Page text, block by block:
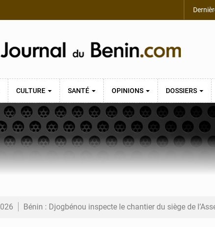
CULTURE SANTÉ OPINIONS DOSSIERS
Bénin : Djogbénou inspecte le chantier du siège de